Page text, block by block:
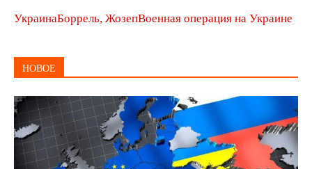
УкраинаБоррель, ЖозепВоенная операция на Украине
НОВОЕ